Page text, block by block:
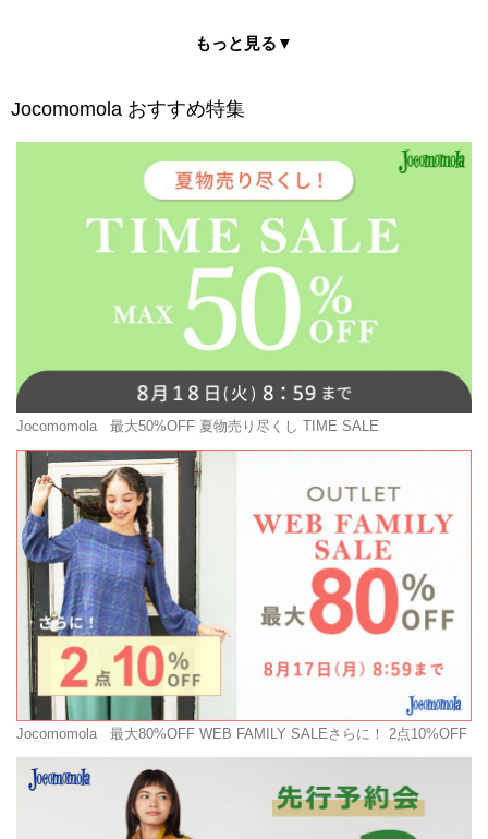
もっと見る▼
Jocomomola おすすめ特集
Jocomomola 最大50%OFF 夏物売り尽くし TIME SALE
Jocomomola 最大80%OFF WEB FAMILY SALEさらに！ 2点10%OFF